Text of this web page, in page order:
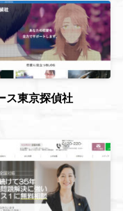
ス東京探偵社